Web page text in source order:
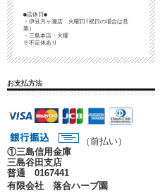
●店休日●
・伊豆月ヶ瀬店：火曜日(祝日の場合は営
業）
・三島本店：火曜
※不定休あり
お支払方法
（前払い）
①三島信用金庫
三島谷田支店
普通 0167441
有限会社 落合ハーブ園